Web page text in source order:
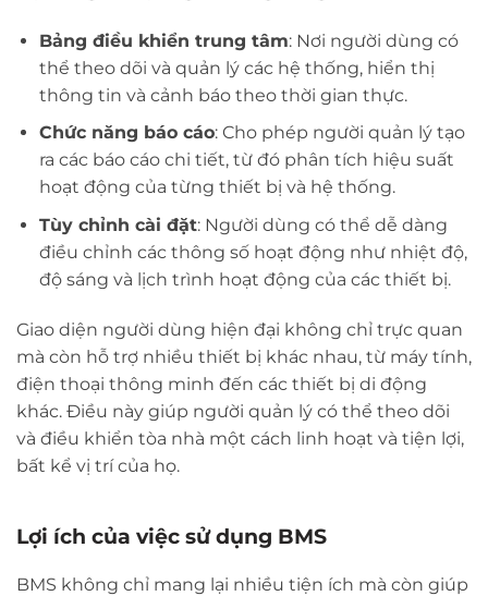
Bảng điều khiển trung tâm: Nơi người dùng có
thể theo dõi và quản lý các hệ thống, hiển thị
thông tin và cảnh báo theo thời gian thực.
Chức năng báo cáo: Cho phép người quản lý tạo
ra các báo cáo chi tiết, từ đó phân tích hiệu suất
hoạt động của từng thiết bị và hệ thống.
Tùy chỉnh cài đặt: Người dùng có thể dễ dàng
điều chỉnh các thông số hoạt động như nhiệt độ,
độ sáng và lịch trình hoạt động của các thiết bị.
Giao diện người dùng hiện đại không chỉ trực quan
mà còn hỗ trợ nhiều thiết bị khác nhau, từ máy tính,
điện thoại thông minh đến các thiết bị di động
khác. Điều này giúp người quản lý có thể theo dõi
và điều khiển tòa nhà một cách linh hoạt và tiện lợi,
bất kể vị trí của họ.
Lợi ích của việc sử dụng BMS
BMS không chỉ mang lại nhiều tiện ích mà còn giúp